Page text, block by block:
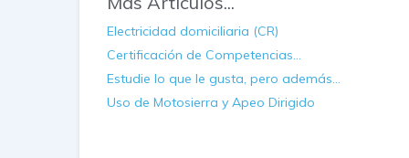
Electricidad domiciliaria (CR)
Certificación de Competencias...
Estudie lo que le gusta, pero además...
Uso de Motosierra y Apeo Dirigido